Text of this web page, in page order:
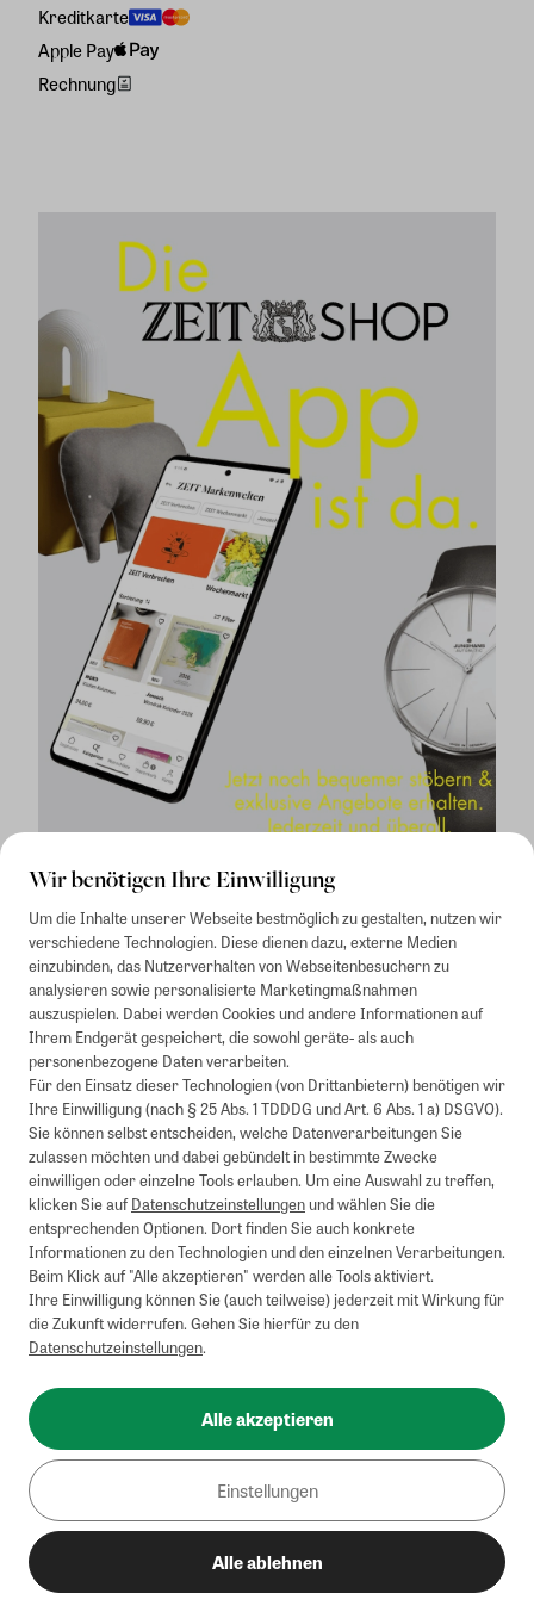
Wir benötigen Ihre Einwilligung
Um die Inhalte unserer Webseite bestmöglich zu gestalten, nutzen wir
verschiedene Technologien. Diese dienen dazu, externe Medien
einzubinden, das Nutzerverhalten von Webseitenbesuchern zu
analysieren sowie personalisierte Marketingmaßnahmen
auszuspielen. Dabei werden Cookies und andere Informationen auf
Ihrem Endgerät gespeichert, die sowohl geräte- als auch
personenbezogene Daten verarbeiten.
Für den Einsatz dieser Technologien (von Drittanbietern) benötigen wir
Ihre Einwilligung (nach § 25 Abs. 1 TDDDG und Art. 6 Abs. 1 a) DSGVO).
Sie können selbst entscheiden, welche Datenverarbeitungen Sie
zulassen möchten und dabei gebündelt in bestimmte Zwecke
einwilligen oder einzelne Tools erlauben. Um eine Auswahl zu treffen,
klicken Sie aufDatenschutzeinstellungenund wählen Sie die
entsprechenden Optionen. Dort finden Sie auch konkrete
Informationen zu den Technologien und den einzelnen Verarbeitungen.
Beim Klick auf "Alle akzeptieren" werden alle Tools aktiviert.
Ihre Einwilligung können Sie (auch teilweise) jederzeit mit Wirkung für
die Zukunft widerrufen. Gehen Sie hierfür zu den
Datenschutzeinstellungen.
Alle akzeptieren
Einstellungen
Alle ablehnen
Kreditkarte
Apple Pay
Rechnung
Mindestbestellwert von 50€. Nicht anwendbar auf Produkte, die der
Buchpreisbindung unterliegen, ZEIT-Akademie, e-Books. Keine
Barauszahlung möglich. Nicht mit weiteren Gutscheinen/Rabatten
kombinierbar.
Briefsendungen sind vom kostenlosen Rückversand ausgeschlossen.
Weitere Informationen zu Rücksendungen finden Sie hier.
Alle Preise inkl. gesetzl. MwSt. zzgl. Versandkosten
AGB
Widerrufsbelehrung
Barrierefreiheit
Cookies/Tracking
Instagram Pinterest